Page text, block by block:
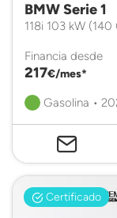
BMW Serie 1
118i 103 kW (140
Financia desde
217€/mes*
Gasolina •
Certificado